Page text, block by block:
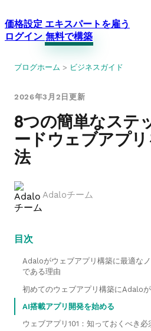
価格設定 エキスパートを雇う
ログイン 無料で構築
ブログホーム > ビジネスガイド
2026年3月2日更新
8つの簡単なステ
ードウェブアプ
法
Adaloチーム
目次
Adaloがウェブアプリ構築に最適な
である理由
初めてのウェブアプリ構築にAdalo
AI搭載アプリ開発を始める
ウェブアプリ101：知っておくべき必